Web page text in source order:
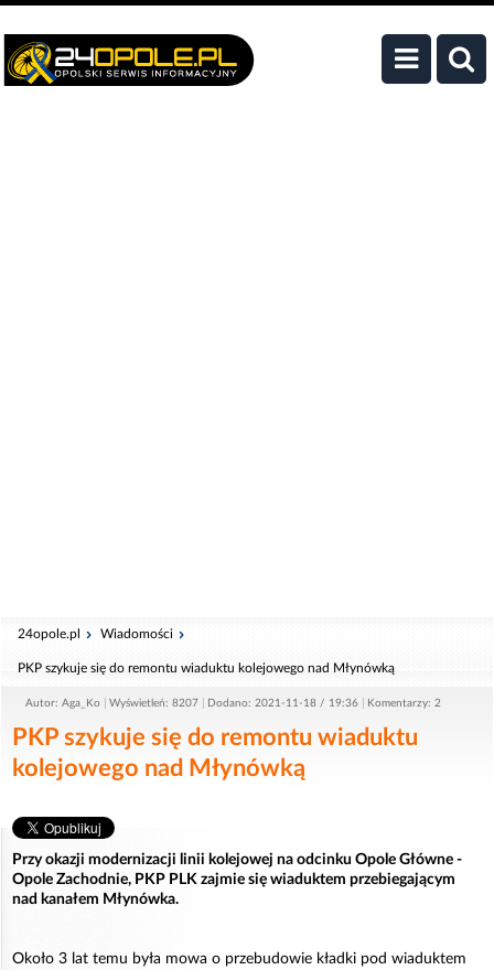
24opole.pl Wiadomości
PKP szykuje się do remontu wiaduktu kolejowego nad Młynówką
Autor: Aga_Ko Wyświetleń: 8207 Dodano: 2021-11-18 / 19:36 Komentarzy: 2
PKP szykuje się do remontu wiaduktu
kolejowego nad Młynówką
Przy okazji modernizacji linii kolejowej na odcinku Opole Główne -
Opole Zachodnie, PKP PLK zajmie się wiaduktem przebiegającym
nad kanałem Młynówka.
Około 3 lat temu była mowa o przebudowie kładki pod wiaduktem